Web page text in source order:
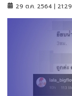
29 ต.ค. 2564 |